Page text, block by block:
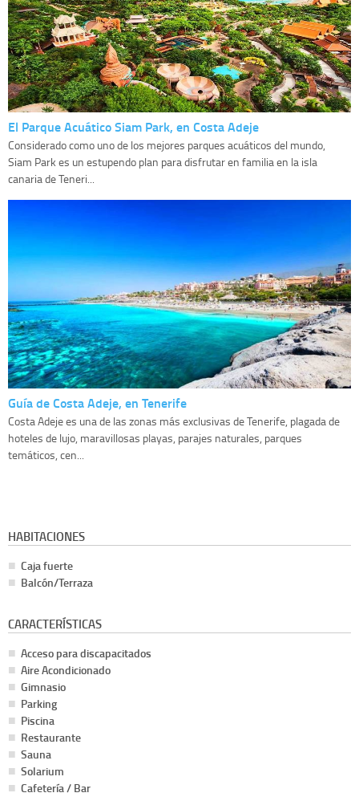
El Parque Acuático Siam Park, en Costa Adeje
Considerado como uno de los mejores parques acuáticos del mundo,
Siam Park es un estupendo plan para disfrutar en familia en la isla
canaria de Teneri...
Guía de Costa Adeje, en Tenerife
Costa Adeje es una de las zonas más exclusivas de Tenerife, plagada de
hoteles de lujo, maravillosas playas, parajes naturales, parques
temáticos, cen...
HABITACIONES
Caja fuerte
Balcón/Terraza
CARACTERÍSTICAS
Acceso para discapacitados
Aire Acondicionado
Gimnasio
Parking
Piscina
Restaurante
Sauna
Solarium
Cafetería / Bar